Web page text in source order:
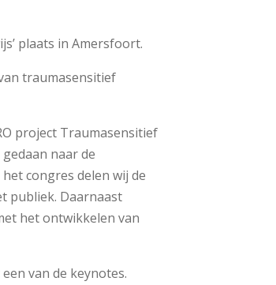
plaats in Amersfoort.
traumasensitief
project Traumasensitief
naar de
congres delen wij de
publiek. Daarnaast
het ontwikkelen van
van de keynotes.